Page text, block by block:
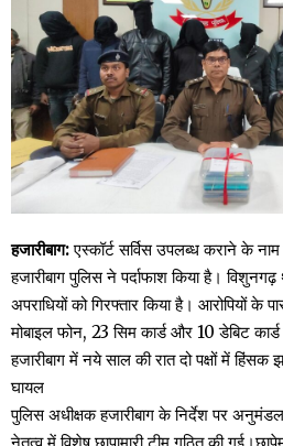
हजारीबाग:एस्कॉर्ट सर्विस उपलब्ध कराने के
हजारीबाग पुलिस ने पर्दाफाश किया है।
अपराधियों को गिरफ्तार किया है। आरोपियों
मोबाइल फोन, 23 सिम कार्ड और 10 डेबिट
हजारीबाग में नये साल की रात दो पक्षों में
घायल
पुलिस अधीक्षक हजारीबाग के निर्देश पर